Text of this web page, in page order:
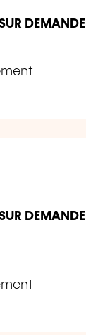
DEMANDE
DEMANDE